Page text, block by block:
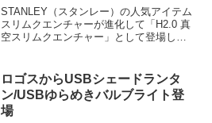
STANLEY（スタンレー）の人気アイテム
スリムクエンチャーが進化して「H2.0 真
空スリムクエンチャー」として登場しま
リーン、ローズクォーツ、クリームの4色
展開です。詳細をレビューします。
ロゴスからUSBシェードランタ
ン/USBゆらめきバルブライト登
場